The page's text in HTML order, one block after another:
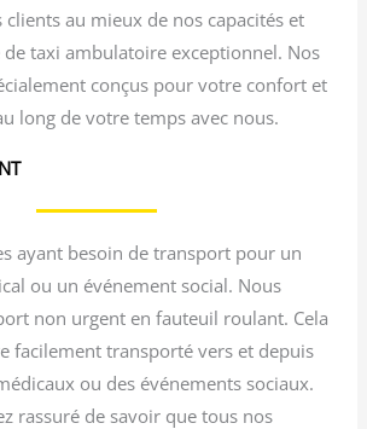
au mieux de nos capacités et
taxi ambulatoire exceptionnel. Nos
conçus pour votre confort et
long de votre temps avec nous.
ayant besoin de transport pour un
ou un événement social. Nous
non urgent en fauteuil roulant. Cela
facilement transporté vers et depuis
ou des événements sociaux.
rassuré de savoir que tous nos